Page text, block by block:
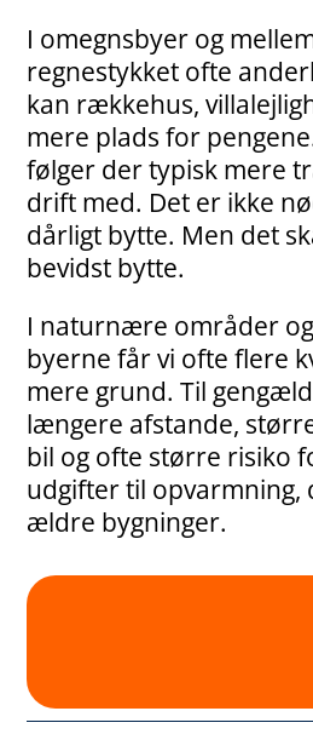
I omegnsbyer og
regnestykket ofte
kan rækkehus,
mere plads for
følger der typisk mere
drift med. Det er ikke
dårligt bytte. Men det
bevidst bytte.
I naturnære områder
byerne får vi ofte flere
mere grund. Til
længere afstande,
bil og ofte større risiko
udgifter til
ældre bygninger.